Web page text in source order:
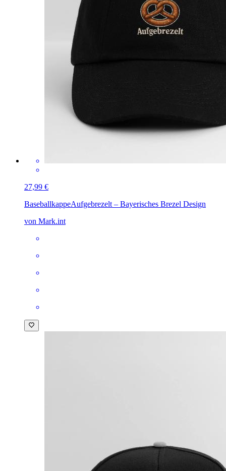
27,99 €
BaseballkappeAufgebrezelt – Bayerisches Brezel Design
von Mark.int